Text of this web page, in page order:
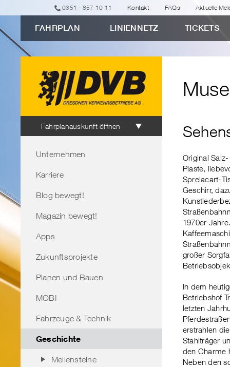
Verbindungssuche
"Museum
0351 - 857 10 11 Kontakt FAQs Aktuelle
FAHRPLAN LINIENNETZ TICKETS
Fahrplanauskunft öffnen
Unternehmen
Karriere
Blog bewegt!
Magazin bewegt!
Apps
Zukunftsprojekte
Planen und Bauen
MOBI
Fahrzeuge & Technik
Geschichte
Meilensteine
Original
Plaste,
Sprelacart-
Geschirr,
1970er
großer
In dem
Betriebshof
letzten
erstrahlen
Stahlträger
den Charme
Neben den